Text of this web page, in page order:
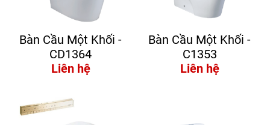
Bàn Cầu Một Khối -
CD1364
Liên hệ
Bàn Cầu Một Khối -
C1353
Liên hệ